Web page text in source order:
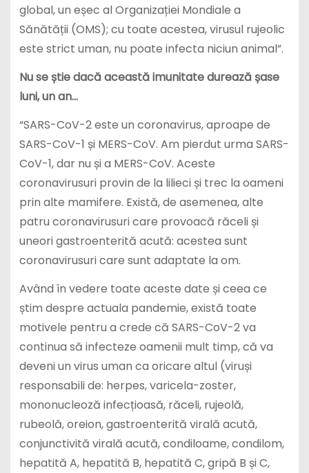
global, un eșec al Organizației Mondiale a
Sănătății (OMS); cu toate acestea, virusul rujeolic
este strict uman, nu poate infecta niciun animal”.
Nu se știe dacă această imunitate durează șase
luni, un an…
“SARS-CoV-2 este un coronavirus, aproape de
SARS-CoV-1 și MERS-CoV. Am pierdut urma SARS-
CoV-1, dar nu și a MERS-CoV. Aceste
coronavirusuri provin de la lilieci și trec la oameni
prin alte mamifere. Există, de asemenea, alte
patru coronavirusuri care provoacă răceli și
uneori gastroenterită acută: acestea sunt
coronavirusuri care sunt adaptate la om.
Având în vedere toate aceste date și ceea ce
știm despre actuala pandemie, există toate
motivele pentru a crede că SARS-CoV-2 va
continua să infecteze oamenii mult timp, că va
deveni un virus uman ca oricare altul (viruși
responsabili de: herpes, varicela-zoster,
mononucleoză infecțioasă, răceli, rujeolă,
rubeolă, oreion, gastroenterită virală acută,
conjunctivită virală acută, condiloame, condilom,
hepatită A, hepatită B, hepatită C, gripă B și C,